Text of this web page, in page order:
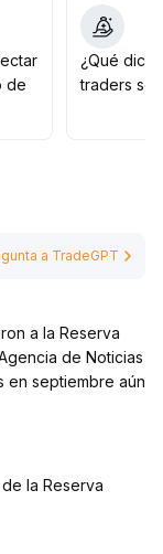
del rango,
el
y
de
¿Qué
traders
a TradeGPT
a la Reserva
de Noticias
en septiembre aún
la Reserva